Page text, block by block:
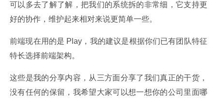
可以多去了解了解，把我们的系统拆的非常细，它支持更
好的协作，维护起来相对来说更简单一些。
前端现在用的是 Play，我的建议是根据你们已有团队特征
特长选择前端架构。
这些是我的分享内容，从三方面分享了我们真正的干货，
没有任何的保留，我希望大家可以想一想你的公司里面哪